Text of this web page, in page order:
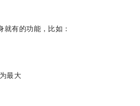
有的功能，比如：
最大